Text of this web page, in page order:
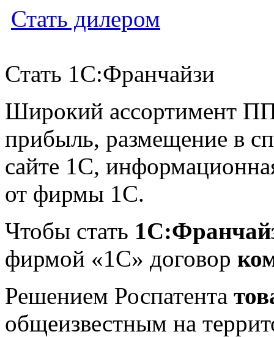
Стать дилером
Стать 1С:Франчайзи
Широкий ассортимент
прибыль, размещение в
сайте 1С,
от фирмы 1С.
Чтобы стать
фирмой «1С» договор
Решением Роспатента
общеизвестным на